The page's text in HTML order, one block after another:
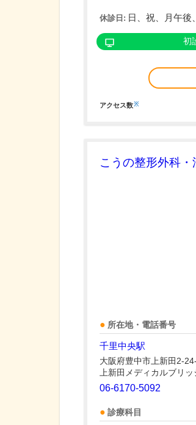
休診日: 日、祝、月午後
初
アクセス数※
こうの整形外科・
所在地・電話番号
千里中央駅
大阪府豊中市上新田2-
上新田メディカルブリッ
06-6170-5092
診療科目